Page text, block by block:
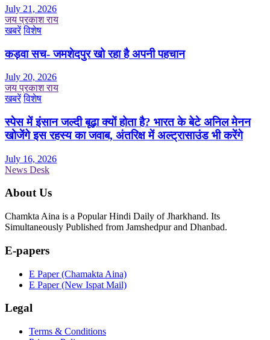
July 21, 2026
जय प्रकाश राय
खबरें विशेष
कड़वा सच- जमशेदपुर खो रहा है अपनी पहचान
July 20, 2026
जय प्रकाश राय
खबरें विशेष
स्पेस में इंसान जल्दी बूढ़ा क्यों होता है? भारत के बेटे अनिल मेनन
खोजेंगे इस रहस्य का जवाब, अंतरिक्ष में अल्ट्रासाउंड भी करेंगे
July 16, 2026
News Desk
About Us
Chamkta Aina is a Popular Hindi Daily of Jharkhand. Its
Simultaneously Published from Jamshedpur and Dhanbad.
E-papers
E Paper (Chamakta Aina)
E Paper (New Ispat Mail)
Legal
Terms & Conditions